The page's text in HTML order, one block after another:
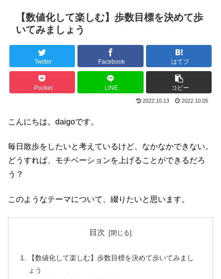
【数値化して楽しむ】歩数目標を決めて歩
いてみましょう
Twitter Facebook はてブ
Pocket LINE コピー
2022.10.13 2022.10.05
こんにちは。daigoです。
毎日散歩をしたいと考えているけど、なかなかできない。
どうすれば、モチベーションを上げることができるだろ
う？
このようなテーマについて、綴りたいと思います。
目次
【数値化して楽しむ】歩数目標を決めて歩いてみまし
ょう